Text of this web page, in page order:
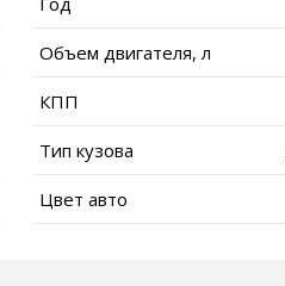
Объем двигателя, л
КПП
Тип кузова
Цвет авто